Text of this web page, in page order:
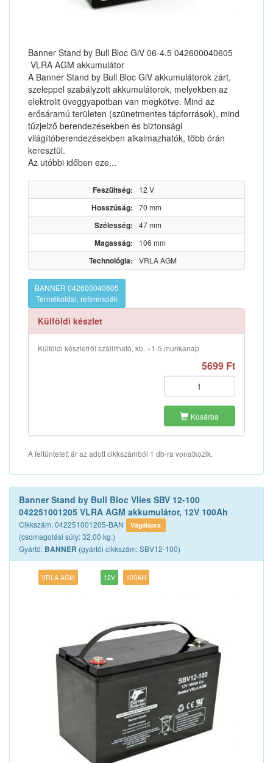
Banner Stand by Bull Bloc GiV 06-4.5 042600040605
VLRA AGM akkumulátor
A Banner Stand by Bull Bloc GiV akkumulátorok zárt,
szeleppel szabályzott akkumulátorok, melyekben az
elektrolit üveggyapotban van megkötve. Mind az
erősáramú területen (szünetmentes tápforrások), mind
tűzjelző berendezésekben és biztonsági
világítóberendezésekben alkalmazhatók, több órán
keresztül.
Az utóbbi időben eze...
Feszültség: 12 V
Hosszúság: 70 mm
Szélesség: 47 mm
Magasság: 106 mm
Technológia: VRLA AGM
BANNER 042600040605
Termékoldal, referenciák
Külföldi készlet
Külföldi készletről szállítható, kb. +1-5 munkanap
5699 Ft
Kosárba
A feltüntetett ár az adott cikkszámból 1 db-ra vonatkozik.
Banner Stand by Bull Bloc Vlies SBV 12-100
042251001205 VLRA AGM akkumulátor, 12V 100Ah
Cikkszám: 042251001205-BAN Vágólapra
(csomagolási súly: 32.00 kg.)
Gyártó: BANNER (gyártói cikkszám: SBV12-100)
VRLA AGM 12V 100AH